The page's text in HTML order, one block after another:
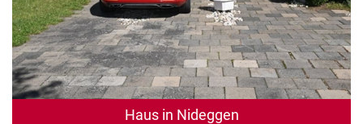
Haus in Nideggen